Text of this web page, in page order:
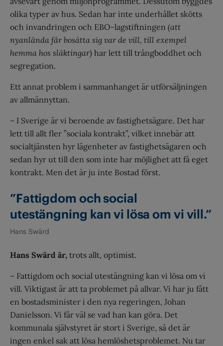
olika typer av hus. Sedan har inte underhållet skötts
och invandringen och EBO-lagstiftningen (att
nyanlända får bosätta sig var de vill, till exempel
hemma hos släktingar) har lett till trångboddhet och
segregation.
Ett annat problem i sammanhanget är utförsäljningen
av allmännyttan.
– I Sverige är vi beroende av fastighetsägare. Det har
lett till allt fler ”sociala kontrakt”, vilket innebär att
socialtjänsten hyr lägenheter av fastighetsägaren och
sedan hyr ut till den som inte har möjlighet att få eget
kontrakt. Men det är ju inte Bostad först.
”Fattigdom och social
utestängning kan vi lösa om vi vill.”
Hans Swärd
Hans Swärd är, trots allt, optimist.
– Fattigdom och social utestängning kan vi lösa om vi
vill. Viktigast är att ta problemet på allvar. Vi har ju fått
en bostadsminister i den nya regeringen, Johan
Danielsson. Vi får väl se vad han kan göra. Det
kommunala självstyret är stort i Sverige, så det är
ingen enkel sak att lösa hemlöshetsproblemet. Nu tar